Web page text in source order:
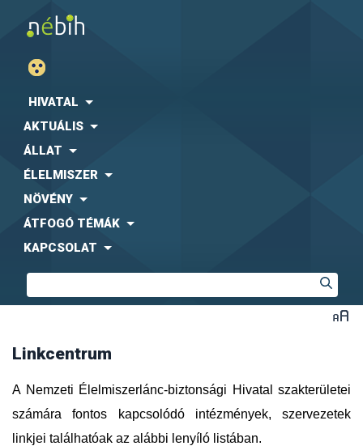
HIVATAL
AKTUÁLIS
ÁLLAT
ÉLELMISZER
NÖVÉNY
ÁTFOGÓ TÉMÁK
KAPCSOLAT
Linkcentrum
A Nemzeti Élelmiszerlánc-biztonsági Hivatal szakterületei
számára fontos kapcsolódó intézmények, szervezetek
linkjei találhatóak az alábbi lenyíló listában.
Agrárgazdasági Kutató Intézet (AKI)
(FEOSZ)
Közbeszerzési Hatóság (KH)
Központi Statisztikai Hivatal (KSH)
Magyar Díszkertészek Szövetsége
Magyar Ebtartók Országos Egyesülete (MEBO)
Magyar Máltai Szeretetszolgálat
Magyar Utazási Irodák Szövetsége (MUISZ)
Nemzeti Közszolgálati Egyetem (NKE)
Intézet (OGYÉI)
Szellemi Tulajdon Nemzeti Hivatala (SZTNH)
Táplálkozás, Életmód és Testmozgás Platform
Egyesület (TÉT Platform)